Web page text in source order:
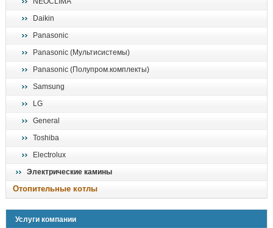
Daikin
Panasonic
Panasonic (Мультисистемы)
Panasonic (Полупром.комплекты)
Samsung
LG
General
Toshiba
Electrolux
Электрические камины
Отопительные котлы
Услуги компании